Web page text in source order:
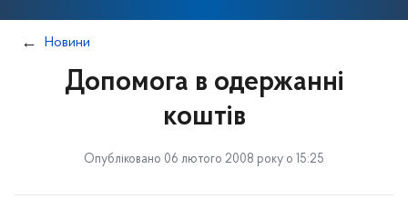
Новини
Допомога в одержанні
коштів
Опубліковано 06 лютого 2008 року о 15:25